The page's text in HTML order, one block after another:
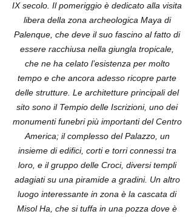
IX secolo. Il pomeriggio è dedicato alla visita
libera della zona archeologica Maya di
Palenque, che deve il suo fascino al fatto di
essere racchiusa nella giungla tropicale,
che ne ha celato l’esistenza per molto
tempo e che ancora adesso ricopre parte
delle strutture. Le architetture principali del
sito sono il Tempio delle Iscrizioni, uno dei
monumenti funebri più importanti del Centro
America; il complesso del Palazzo, un
insieme di edifici, corti e torri connessi tra
loro, e il gruppo delle Croci, diversi templi
adagiati su una piramide a gradini. Un altro
luogo interessante in zona è la cascata di
Misol Ha, che si tuffa in una pozza dove è